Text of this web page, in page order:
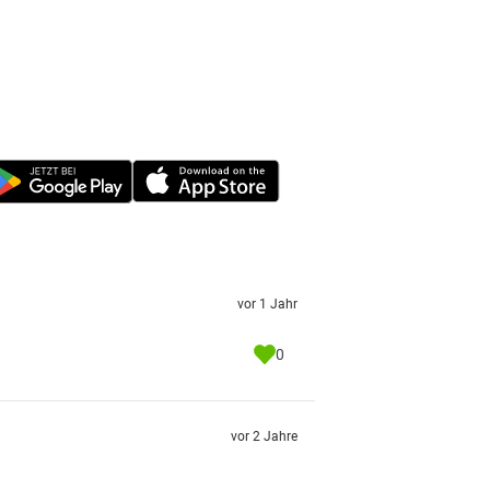
vor 1 Jahr
0
vor 2 Jahre